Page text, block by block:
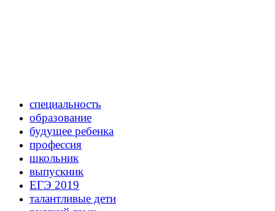
специальность
образование
будущее ребенка
профессия
школьник
выпускник
ЕГЭ 2019
талантливые дети